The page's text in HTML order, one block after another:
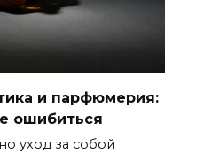
и парфюмерия:
ошибиться
уход за собой